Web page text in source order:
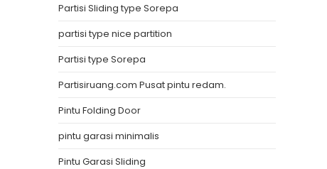
Partisi Sliding type Sorepa
partisi type nice partition
Partisi type Sorepa
Partisiruang.com Pusat pintu redam.
Pintu Folding Door
pintu garasi minimalis
Pintu Garasi Sliding